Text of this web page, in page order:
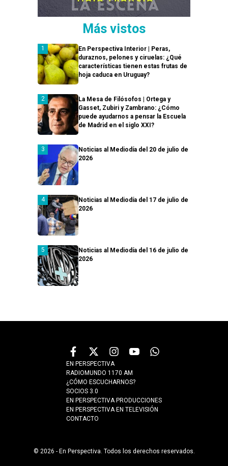
Más vistos
En Perspectiva Interior | Peras,
duraznos, pelones y ciruelas: ¿Qué
características tienen estas frutas de
hoja caduca en Uruguay?
La Mesa de Filósofos | Ortega y
Gasset, Zubiri y Zambrano: ¿Cómo
puede ayudarnos a pensar la Escuela
de Madrid en el siglo XXI?
Noticias al Mediodía del 20 de julio de
2026
Noticias al Mediodía del 17 de julio de
2026
Noticias al Mediodía del 16 de julio de
2026
EN PERSPECTIVA
RADIOMUNDO 1170 AM
¿CÓMO ESCUCHARNOS?
SOCIOS 3.0
EN PERSPECTIVA PRODUCCIONES
EN PERSPECTIVA EN TELEVISIÓN
CONTACTO
© 2026 - En Perspectiva. Todos los derechos reservados.